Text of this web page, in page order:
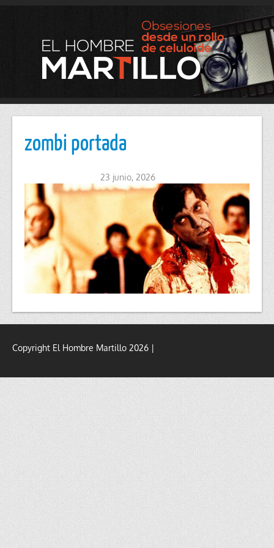
zombi portada
23 junio, 2026
Copyright El Hombre Martillo 2026 |